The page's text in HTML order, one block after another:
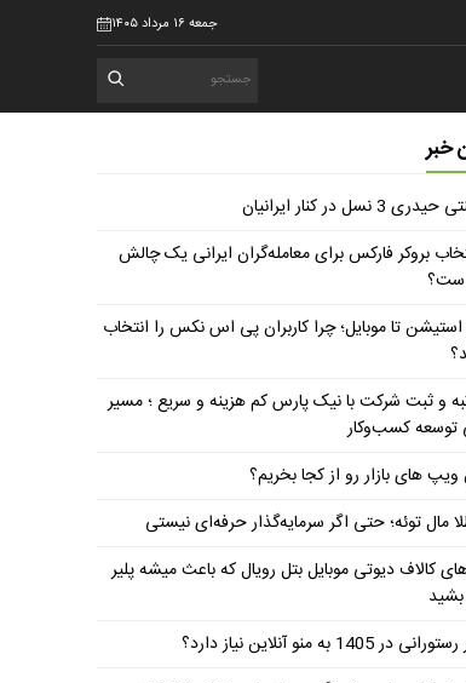
جمعه ۱۶ مرداد ۱۴۰۵
خبر
نسل در کنار ایرانیان
بروکر فارکس برای معامله‌گران ایرانی یک چالش
استیشن تا موبایل؛ چرا کاربران پی اس نکس را انتخاب
و ثبت شرکت با نیک پارس کم هزینه و سریع ؛ مسیر
توسعه کسب‌وکار
ویپ های بازار رو از کجا بخریم؟
مال توئه؛ حتی اگر سرمایه‌گذار حرفه‌ای نیستی
کالاف دیوتی موبایل بتل رویال که باعث میشه پلیر
1405 به منو آنلاین نیاز دارد؟